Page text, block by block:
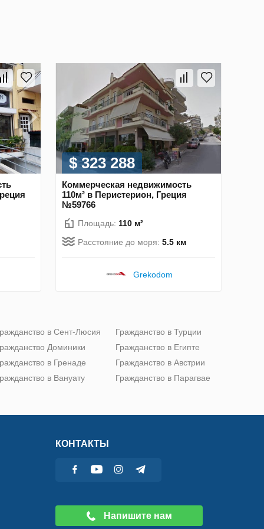
$ 323 288
Коммерческая недвижимость
110м² в Перистерион, Греция
№59766
Площадь: 110 м²
Расстояние до моря: 5.5 км
Grekodom
в Сент-Люсия
Доминики
в Гренаде
в Вануату
Гражданство в Турции
Гражданство в Египте
Гражданство в Австрии
Гражданство в Парагвае
КОНТАКТЫ
Напишите нам